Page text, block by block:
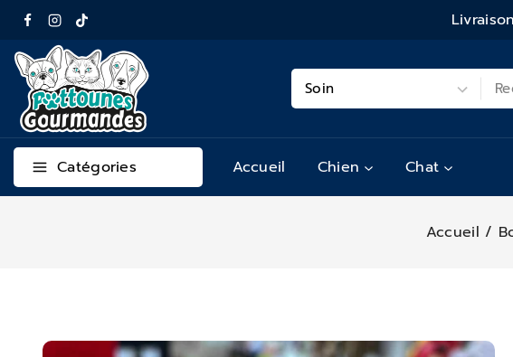
Catégories Accueil Chien Chat
Accueil /